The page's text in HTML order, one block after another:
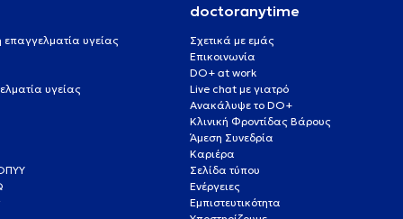
επαγγελματία υγείας
υγείας
doctoranytime
Σχετικά με εμάς
Επικοινωνία
DO+ at work
Live chat με γιατρό
Ανακάλυψε το DO+
Κλινική Φροντίδας Βάρους
Άμεση Συνεδρία
Καριέρα
Σελίδα τύπου
Ενέργειες
Εμπιστευτικότητα